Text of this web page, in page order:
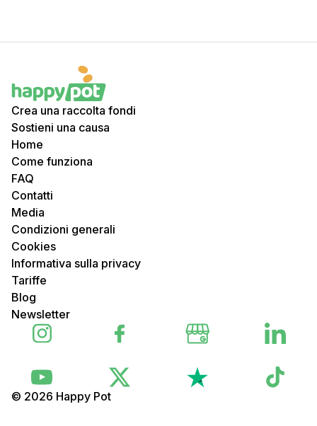
© 2026 Happy Pot
Crea una raccolta fondi
Sostieni una causa
Home
Come funziona
FAQ
Contatti
Media
Condizioni generali
Cookies
Informativa sulla privacy
Tariffe
Blog
Newsletter